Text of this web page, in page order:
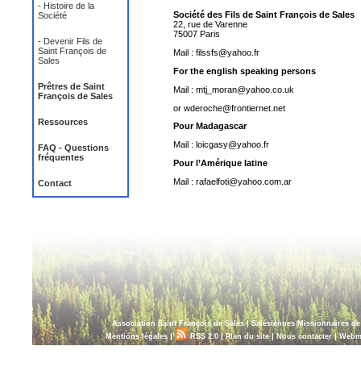
- Histoire de la
Société
- Devenir Fils de
Saint François de
Sales
Prêtres de Saint
François de Sales
Ressources
FAQ - Questions
fréquentes
Contact
Société des Fils de Saint François de Sales
22, rue de Varenne
75007 Paris
Mail : filssfs@yahoo.fr
For the english speaking persons
Mail : mtj_moran@yahoo.co.uk
or wderoche@frontiernet.net
Pour Madagascar
Mail : loicgasy@yahoo.fr
Pour l’Amérique latine
Mail : rafaelfoti@yahoo.com.ar
Association Saint François de Sales|Salésiennes Missionnaires
Mentions légales| RSS 2.0|Plan du site|Nous contacter|